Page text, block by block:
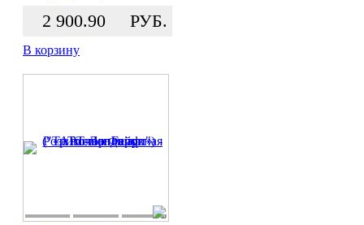
2 900.90 РУБ.
В корзину